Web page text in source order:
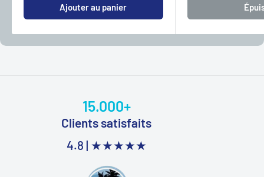
Ajouter au panier
15.000+
Clients satisfaits
4.8 | ★★★★★